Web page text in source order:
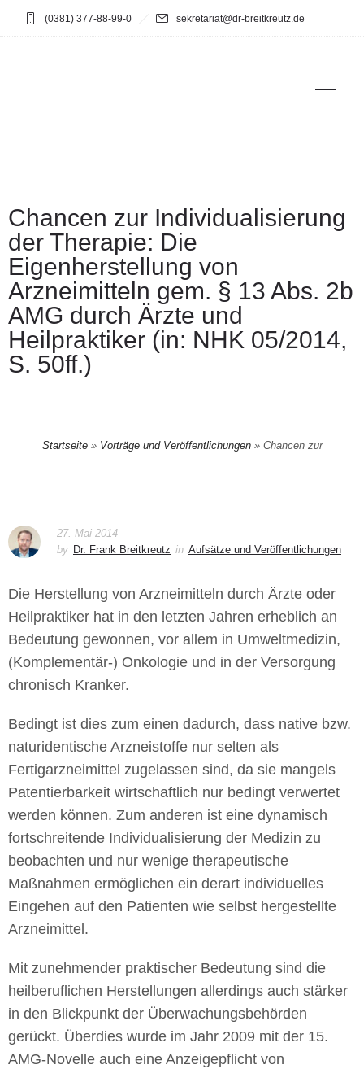
(0381) 377-88-99-0 sekretariat@dr-breitkreutz.de
Chancen zur Individualisierung
der Therapie: Die
Eigenherstellung von
Arzneimitteln gem. § 13 Abs. 2b
AMG durch Ärzte und
Heilpraktiker (in: NHK 05/2014,
S. 50ff.)
Startseite» Vorträge und Veröffentlichungen» Chancen zur
27. Mai 2014
by Dr. Frank Breitkreutz in Aufsätze und Veröffentlichungen
Die Herstellung von Arzneimitteln durch Ärzte oder
Heilpraktiker hat in den letzten Jahren erheblich an
Bedeutung gewonnen, vor allem in Umweltmedizin,
(Komplementär-) Onkologie und in der Versorgung
chronisch Kranker.
Bedingt ist dies zum einen dadurch, dass native bzw.
naturidentische Arzneistoffe nur selten als
Fertigarzneimittel zugelassen sind, da sie mangels
Patentierbarkeit wirtschaftlich nur bedingt verwertet
werden können. Zum anderen ist eine dynamisch
fortschreitende Individualisierung der Medizin zu
beobachten und nur wenige therapeutische
Maßnahmen ermöglichen ein derart individuelles
Eingehen auf den Patienten wie selbst hergestellte
Arzneimittel.
Mit zunehmender praktischer Bedeutung sind die
heilberuflichen Herstellungen allerdings auch stärker
in den Blickpunkt der Überwachungsbehörden
gerückt. Überdies wurde im Jahr 2009 mit der 15.
AMG-Novelle auch eine Anzeigepflicht von